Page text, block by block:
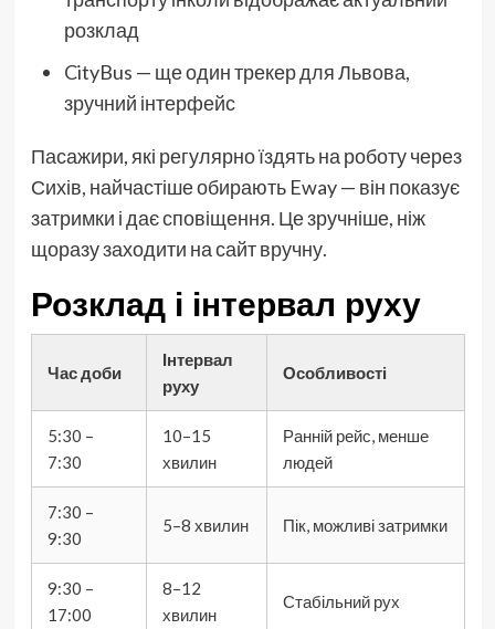
розклад
CityBus — ще один трекер для Львова,
зручний інтерфейс
Пасажири, які регулярно їздять на роботу через
Сихів, найчастіше обирають Eway — він показує
затримки і дає сповіщення. Це зручніше, ніж
щоразу заходити на сайт вручну.
Розклад і інтервал руху
Час доби
Інтервал
руху
Особливості
5:30 –
7:30
10–15
хвилин
Ранній рейс, менше
людей
7:30 –
9:30
5–8 хвилин Пік, можливі затримки
9:30 –
17:00
8–12
хвилин
Стабільний рух